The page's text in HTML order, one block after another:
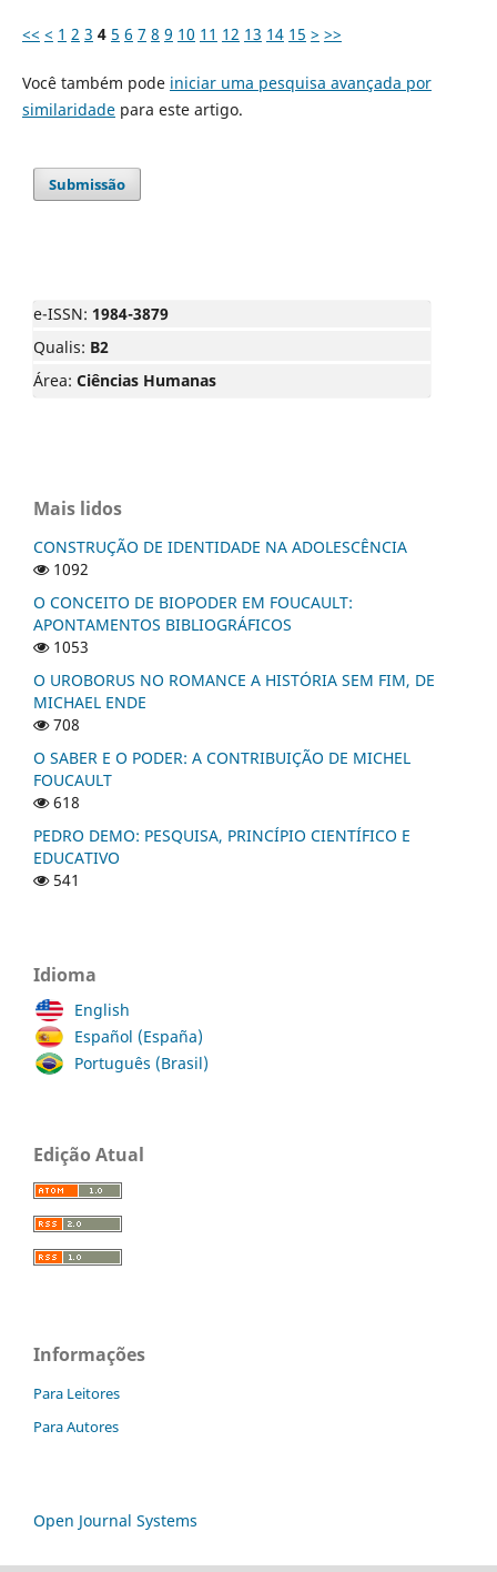
<< < 1 2 3 4 5 6 7 8 9 10 11 12 13 14 15 > >>
Você também pode iniciar uma pesquisa avançada por
similaridadepara este artigo.
Submissão
e-ISSN: 1984-3879
Qualis: B2
Área: Ciências Humanas
Mais lidos
CONSTRUÇÃO DE IDENTIDADE NA ADOLESCÊNCIA
1092
O CONCEITO DE BIOPODER EM FOUCAULT:
APONTAMENTOS BIBLIOGRÁFICOS
1053
O UROBORUS NO ROMANCE A HISTÓRIA SEM FIM, DE
MICHAEL ENDE
708
O SABER E O PODER: A CONTRIBUIÇÃO DE MICHEL
FOUCAULT
618
PEDRO DEMO: PESQUISA, PRINCÍPIO CIENTÍFICO E
EDUCATIVO
541
Idioma
English
Español (España)
Português (Brasil)
Edição Atual
Informações
Para Leitores
Para Autores
Open Journal Systems